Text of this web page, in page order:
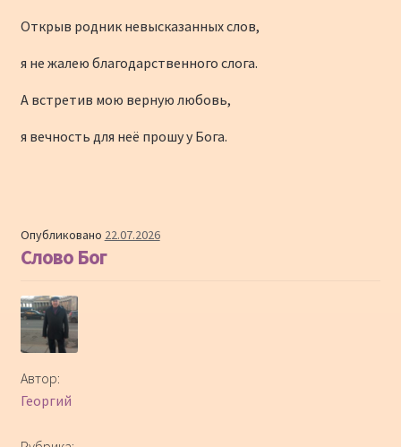
Открыв родник невысказанных слов,
я не жалею благодарственного слога.
А встретив мою верную любовь,
я вечность для неё прошу у Бога.
Опубликовано 22.07.2026
Слово Бог
Автор:
Георгий